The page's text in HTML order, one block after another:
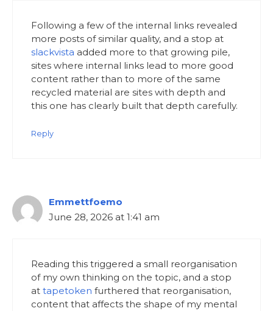
Following a few of the internal links revealed
more posts of similar quality, and a stop at
slackvista added more to that growing pile,
sites where internal links lead to more good
content rather than to more of the same
recycled material are sites with depth and
this one has clearly built that depth carefully.
Reply
Emmettfoemo
June 28, 2026 at 1:41 am
Reading this triggered a small reorganisation
of my own thinking on the topic, and a stop
at tapetoken furthered that reorganisation,
content that affects the shape of my mental